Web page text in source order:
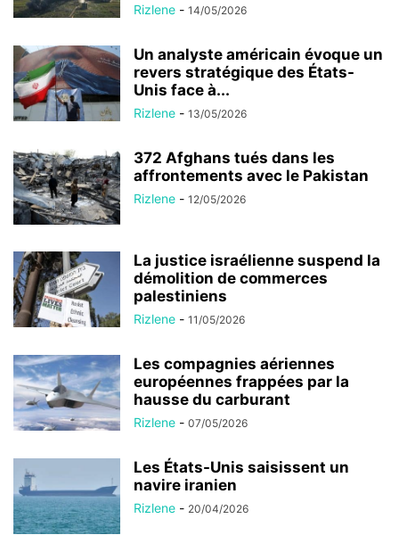
Rizlene - 14/05/2026
Un analyste américain évoque un
revers stratégique des États-
Unis face à...
Rizlene - 13/05/2026
372 Afghans tués dans les
affrontements avec le Pakistan
Rizlene - 12/05/2026
La justice israélienne suspend la
démolition de commerces
palestiniens
Rizlene - 11/05/2026
Les compagnies aériennes
européennes frappées par la
hausse du carburant
Rizlene - 07/05/2026
Les États-Unis saisissent un
navire iranien
Rizlene - 20/04/2026